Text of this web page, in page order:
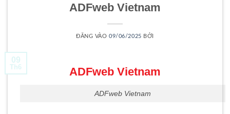
ADFweb Vietnam
ĐĂNG VÀO09/06/2025 BỞI
09
Th6 ADFweb Vietnam
ADFweb Vietnam